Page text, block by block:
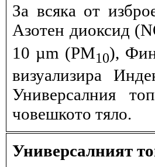
За всяка от
Азотен диоксид
10 µm (PM10),
визуализира
Универсалния
човешкото тяло.
Универсалният